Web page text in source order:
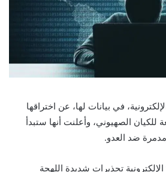
في بيانات لها، عن اختراقها
للكيان الصهيوني، وأعلنت أنها ستبدأ
ضد العدو.
تحذيرات شديدة اللهجة